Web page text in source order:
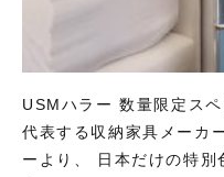
USMハラー 数量限定ス
代表する収納家具メーカ
ーより、 日本だけの特別